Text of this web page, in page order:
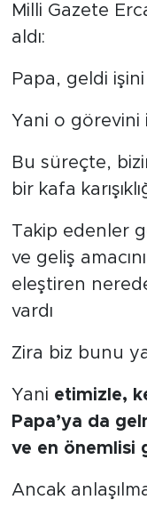
​Milli Gazete
aldı:
Papa, geldi
Yani o görevini
Bu süreçte,
bir kafa
Takip edenler
ve geliş
eleştiren
vardı
Zira biz bunu
Yani etimizle,
Papa’ya da
ve en önemlisi
Ancak